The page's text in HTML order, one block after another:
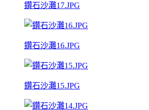
鑽石沙灘17.JPG
鑽石沙灘16.JPG
鑽石沙灘15.JPG